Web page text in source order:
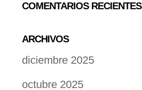
COMENTARIOS RECIENTES
ARCHIVOS
diciembre 2025
octubre 2025